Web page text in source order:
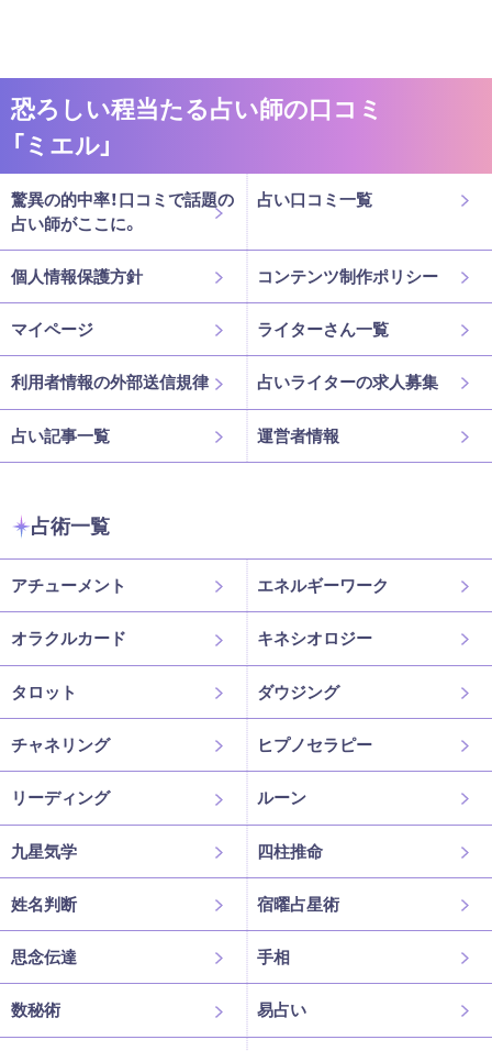
恐ろしい程当たる占い師の口コミ
「ミエル」
驚異の的中率！口コミで話題の
占い師がここに。
占い口コミ一覧
個人情報保護方針 コンテンツ制作ポリシー
マイページ ライターさん一覧
利用者情報の外部送信規律 占いライターの求人募集
占い記事一覧 運営者情報
占術一覧
アチューメント エネルギーワーク
オラクルカード キネシオロジー
タロット ダウジング
チャネリング ヒプノセラピー
リーディング ルーン
九星気学 四柱推命
姓名判断 宿曜占星術
思念伝達 手相
数秘術 易占い